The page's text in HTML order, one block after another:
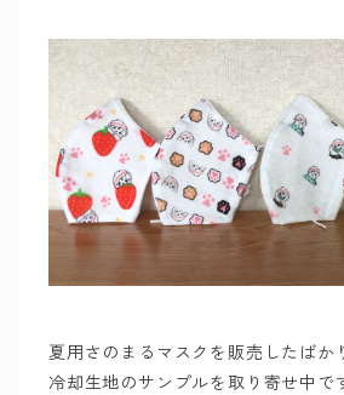
夏用さのまるマスクを販売したばか
冷却生地のサンプルを取り寄せ中